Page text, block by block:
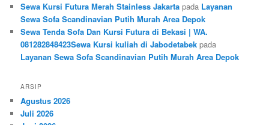
Sewa Kursi Futura Merah Stainless Jakarta pada Layanan
Sewa Sofa Scandinavian Putih Murah Area Depok
Sewa Tenda Sofa Dan Kursi Futura di Bekasi | WA.
081282848423Sewa Kursi kuliah di Jabodetabek pada
Layanan Sewa Sofa Scandinavian Putih Murah Area Depok
ARSIP
Agustus 2026
Juli 2026